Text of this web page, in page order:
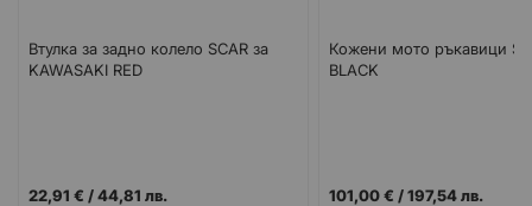
Втулка за задно колело SCAR за
KAWASAKI RED
22,91 € /44,81 лв.
Кожени мото ръкавици
BLACK
101,00 € /197,54 лв.